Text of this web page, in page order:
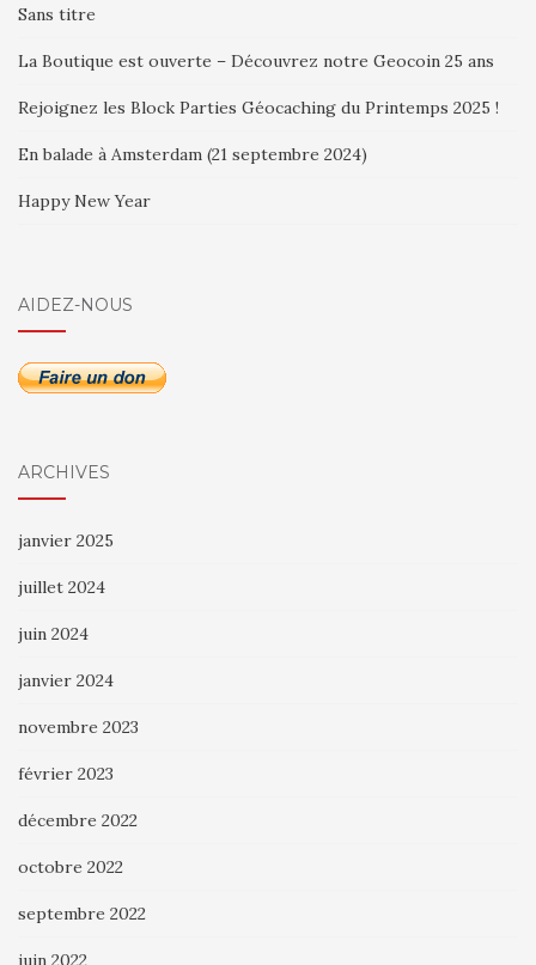
Sans titre
La Boutique est ouverte – Découvrez notre Geocoin 25 ans
Rejoignez les Block Parties Géocaching du Printemps 2025 !
En balade à Amsterdam (21 septembre 2024)
Happy New Year
AIDEZ-NOUS
ARCHIVES
janvier 2025
juillet 2024
juin 2024
janvier 2024
novembre 2023
février 2023
décembre 2022
octobre 2022
septembre 2022
juin 2022